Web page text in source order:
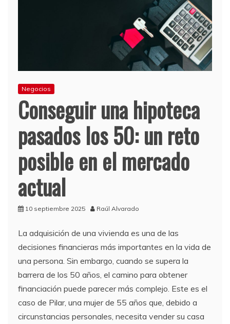
Negocios
Conseguir una hipoteca
pasados los 50: un reto
posible en el mercado
actual
10 septiembre 2025 Raúl Alvarado
La adquisición de una vivienda es una de las
decisiones financieras más importantes en la vida de
una persona. Sin embargo, cuando se supera la
barrera de los 50 años, el camino para obtener
financiación puede parecer más complejo. Este es el
caso de Pilar, una mujer de 55 años que, debido a
circunstancias personales, necesita vender su casa